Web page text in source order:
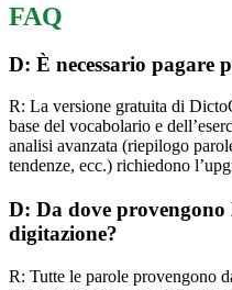
FAQ
D: È necessario pagare
R: La versione gratuita di
base del vocabolario e
analisi avanzata (riepilogo
tendenze, ecc.) richiedono
D: Da dove provengono
digitazione?
R: Tutte le parole provengono